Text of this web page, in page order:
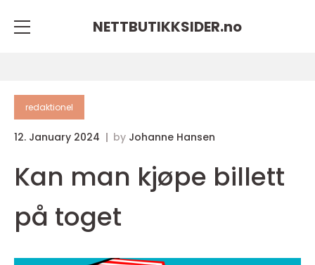
NETTBUTIKKSIDER.no
redaktionel
12. January 2024 by Johanne Hansen
Kan man kjøpe billett
på toget